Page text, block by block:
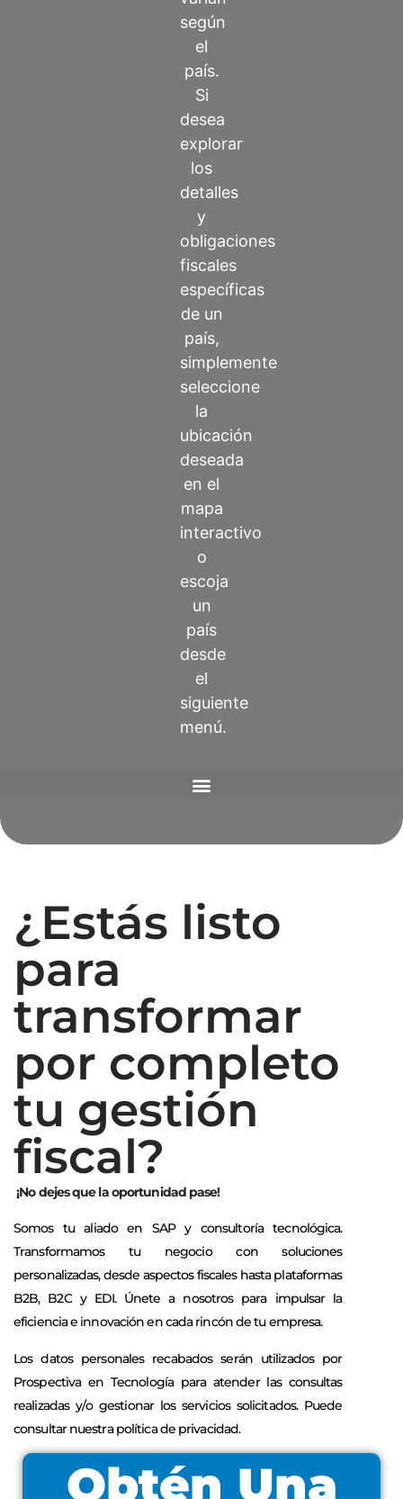
según
el
país.
Si
desea
explorar
los
detalles
y
obligaciones
fiscales
específicas
de un
país,
simplemente
seleccione
la
ubicación
deseada
en el
mapa
interactivo
o
escoja
un
país
desde
el
siguiente
menú.
¿Estás listo
para
transformar
por completo
tu gestión
fiscal?
¡No dejes que la oportunidad pase!
Somos tu aliado en SAP y consultoría tecnológica.
Transformamos tu negocio con soluciones
personalizadas, desde aspectos fiscales hasta plataformas
B2B, B2C y EDI. Únete a nosotros para impulsar la
eficiencia e innovación en cada rincón de tu empresa.
Los datos personales recabados serán utilizados por
Prospectiva en Tecnología para atender las consultas
realizadas y/o gestionar los servicios solicitados. Puede
consultar nuestra política de privacidad.
Obtén Una